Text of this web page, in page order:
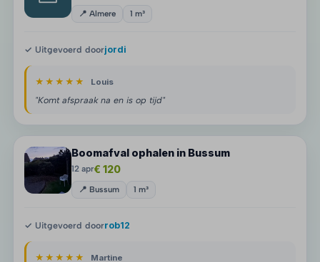
📍 Almere 1 m³
✓ Uitgevoerd doorjordi
★★★★★ Louis
"Komt afspraak na en is op tijd"
Boomafval ophalen in Bussum
12 apr€ 120
📍 Bussum 1 m³
✓ Uitgevoerd doorrob12
★★★★★ Martine